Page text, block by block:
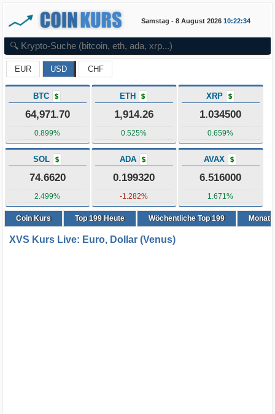
Samstag - 8 August 2026 10:22:34
EUR USD CHF
BTC $
64,971.70
0.899%
ETH $
1,914.26
0.525%
XRP $
1.034500
0.659%
SOL $
74.6620
2.499%
ADA $
0.199320
-1.282%
AVAX $
6.516000
1.671%
Coin Kurs Top199Heute Wöchentliche Top 199
XVS Kurs Live: Euro, Dollar (Venus)